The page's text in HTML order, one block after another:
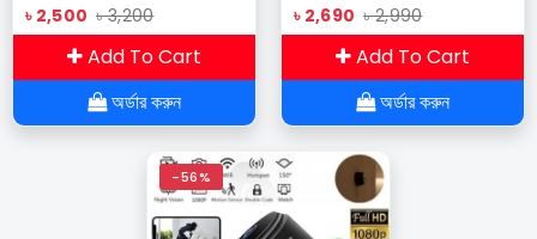
৳ 2,500 ৳ 3,200
Add To Cart
অর্ডার করুন
৳ 2,690 ৳ 2,990
Add To Cart
অর্ডার করুন
-56%